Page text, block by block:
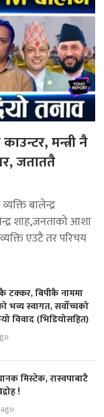
मन्त्री नै
जताततै
बालेन्द्र
शाह,जनताको आशा
एउटै तर परिचय
बिपीकै नाममा
भव्य स्वागत, सर्वोच्चको
विवाद (भिडियोसहित)
मिस्टेक, रास्वपाबाटै
!